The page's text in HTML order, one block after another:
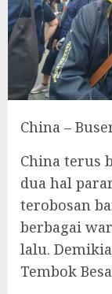
China –
China terus
dua hal
terobosan
berbagai
lalu.
Tembok